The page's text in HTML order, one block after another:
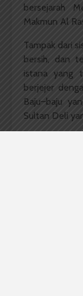
bersejarah
Makmun Al
Tampak dari
bersih, dan
istana yang
berjejer
Baju–baju
Sultan Deli